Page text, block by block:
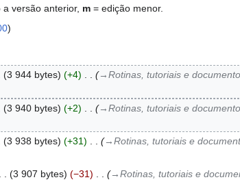
versão anterior, m = edição menor.
)
3 944 bytes +4 →‎Rotinas, tutoriais e
3 940 bytes +2 →‎Rotinas, tutoriais e
3 938 bytes +31 →‎Rotinas, tutoriais e
3 907 bytes −31 →‎Rotinas, tutoriais e